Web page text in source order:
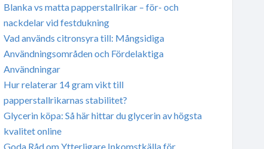
Blanka vs matta papperstallrikar – för- och
nackdelar vid festdukning
Vad används citronsyra till: Mångsidiga
Användningsområden och Fördelaktiga
Användningar
Hur relaterar 14 gram vikt till
papperstallrikarnas stabilitet?
Glycerin köpa: Så här hittar du glycerin av högsta
kvalitet online
Goda Råd om Ytterligare Inkomstkälla för